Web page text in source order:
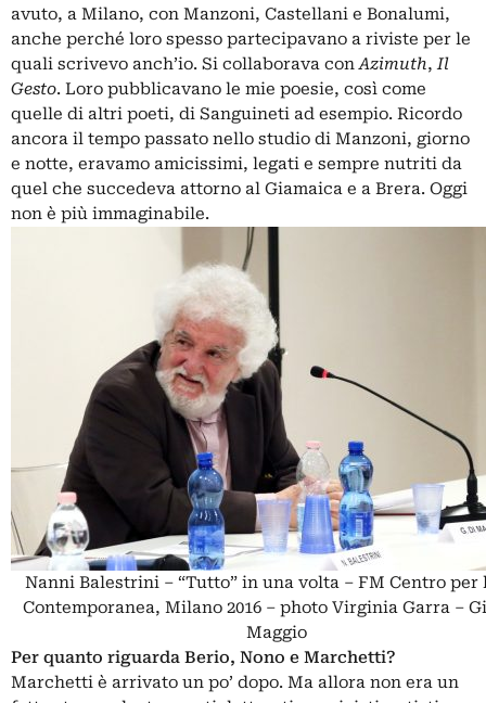
avuto, a Milano, con Manzoni, Castellani e Bonalumi,
anche perché loro spesso partecipavano a riviste per le
quali scrivevo anch’io. Si collaborava conAzimuth,Il
Gesto. Loro pubblicavano le mie poesie, così come
quelle di altri poeti, di Sanguineti ad esempio. Ricordo
ancora il tempo passato nello studio di Manzoni, giorno
e notte, eravamo amicissimi, legati e sempre nutriti da
quel che succedeva attorno al Giamaica e a Brera. Oggi
non è più immaginabile.
Nanni Balestrini – “Tutto” in una volta – FM Centro per
Contemporanea, Milano 2016 – photo Virginia Garra –
Maggio
Per quanto riguarda Berio, Nono e Marchetti?
Marchetti è arrivato un po’ dopo. Ma allora non era un